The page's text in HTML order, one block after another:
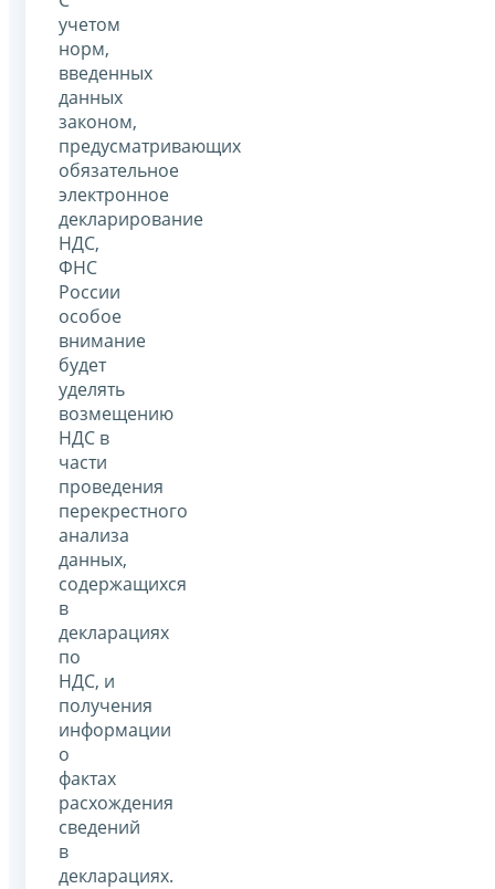
учетом
норм,
введенных
данных
законом,
предусматривающих
обязательное
электронное
декларирование
НДС,
ФНС
России
особое
внимание
будет
уделять
возмещению
НДС в
части
проведения
перекрестного
анализа
данных,
содержащихся
в
декларациях
по
НДС, и
получения
информации
о
фактах
расхождения
сведений
в
декларациях.